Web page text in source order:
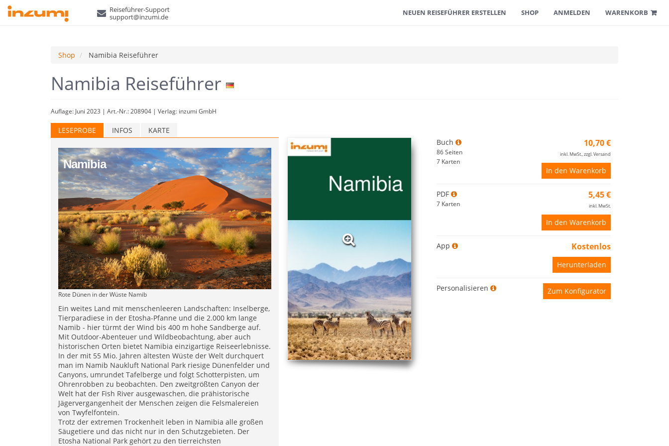
Reiseführer-Support
support@inzumi.de
NEUEN REISEFÜHRER ERSTELLEN SHOP ANMELDEN WARENKORB
Shop Namibia Reiseführer
Namibia Reiseführer
Auflage: Juni 2023 | Art.-Nr.: 208904 | Verlag: inzumi GmbH
Buch
86 Seiten
7 Karten
10,70 €
inkl. MwSt., zzgl. Versand
In den Warenkorb
PDF
7 Karten
5,45 €
inkl. MwSt.
In den Warenkorb
App Kostenlos
Herunterladen
Personalisieren Zum Konfigurator
LESEPROBE INFOS KARTE
Namibia
Rote Dünen in der Wüste Namib
Ein weites Land mit menschenleeren Landschaften: Inselberge,
Tierparadiese in der Etosha-Pfanne und die 2.000 km lange
Namib - hier türmt der Wind bis 400 m hohe Sandberge auf.
Mit Outdoor-Abenteuer und Wildbeobachtung, aber auch
historischen Orten bietet Namibia einzigartige Reiseerlebnisse.
In der mit 55 Mio. Jahren ältesten Wüste der Welt durchquert
man im Namib Naukluft National Park riesige Dünenfelder und
Canyons, umrundet Tafelberge und folgt Schotterpisten, um
Ohrenrobben zu beobachten. Den zweitgrößten Canyon der
Welt hat der Fish River ausgewaschen, die prähistorische
Jägervergangenheit der Menschen zeigen die Felsmalereien
von Twyfelfontein.
Trotz der extremen Trockenheit leben in Namibia alle großen
Säugetiere und das nicht nur in den Schutzgebieten. Der
Etosha National Park gehört zu den tierreichsten